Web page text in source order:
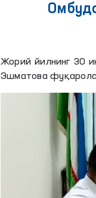
Жорий йилнинг 30
Эшматова